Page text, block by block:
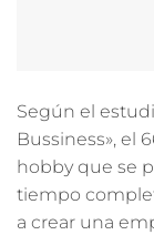
Según el
Bussiness», el
hobby que se
tiempo
a crear una